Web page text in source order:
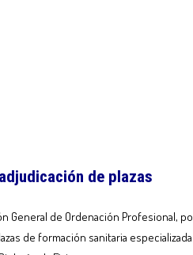
de plazas
General de Ordenación
de formación sanitaria